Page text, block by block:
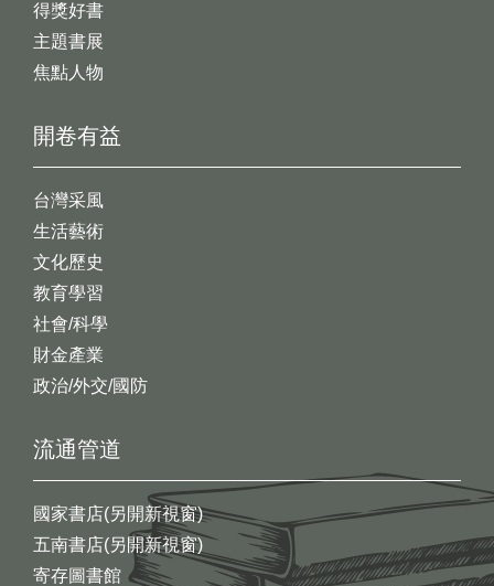
開卷有益
台灣采風
生活藝術
文化歷史
教育學習
社會/科學
財金產業
政治/外交/國防
得獎好書
主題書展
焦點人物
流通管道
國家書店(另開新視窗)
五南書店(另開新視窗)
寄存圖書館